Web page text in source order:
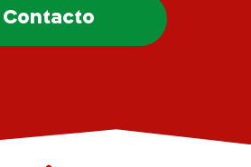
Contacto